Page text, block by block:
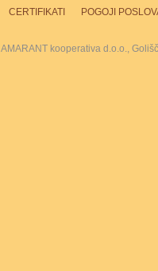
CERTIFIKATI POGOJI
AMARANT kooperativa d.o.o.,